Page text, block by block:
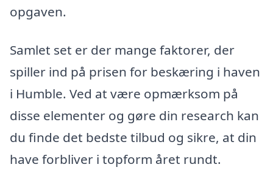
opgaven.
Samlet set er der mange faktorer, der
spiller ind på prisen for beskæring i haven
i Humble. Ved at være opmærksom på
disse elementer og gøre din research kan
du finde det bedste tilbud og sikre, at din
have forbliver i topform året rundt.